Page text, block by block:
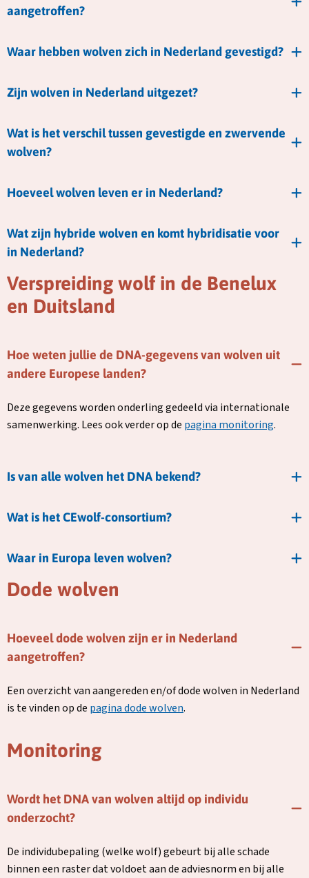
aangetroffen?
Waar hebben wolven zich in Nederland gevestigd?
Zijn wolven in Nederland uitgezet?
Wat is het verschil tussen gevestigde en zwervende
wolven?
Hoeveel wolven leven er in Nederland?
Wat zijn hybride wolven en komt hybridisatie voor
in Nederland?
Verspreiding wolf in de Benelux
en Duitsland
Hoe weten jullie de DNA-gegevens van wolven uit
andere Europese landen?
Deze gegevens worden onderling gedeeld via internationale
samenwerking. Lees ook verder op de pagina monitoring.
Is van alle wolven het DNA bekend?
Wat is het CEwolf-consortium?
Waar in Europa leven wolven?
Dode wolven
Hoeveel dode wolven zijn er in Nederland
aangetroffen?
Een overzicht van aangereden en/of dode wolven in Nederland
is te vinden op de pagina dode wolven.
Monitoring
Wordt het DNA van wolven altijd op individu
onderzocht?
De individubepaling (welke wolf) gebeurt bij alle schade
binnen een raster dat voldoet aan de adviesnorm en bij alle